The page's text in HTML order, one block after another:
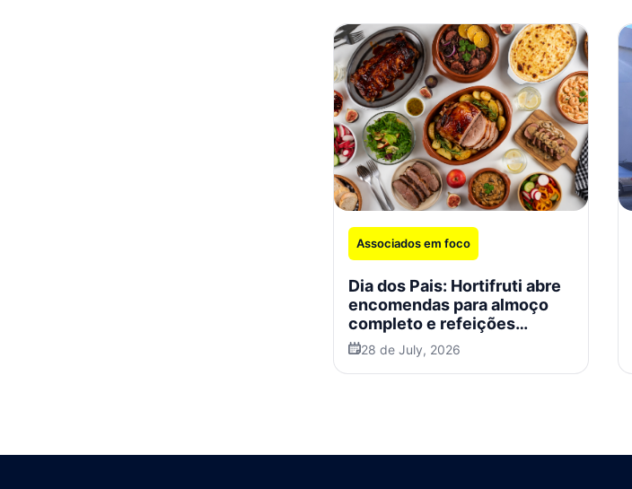
Associados em foco
Dia dos Pais: Hortifruti abre
encomendas para almoço
completo e refeições
especiais
28 de July, 2026